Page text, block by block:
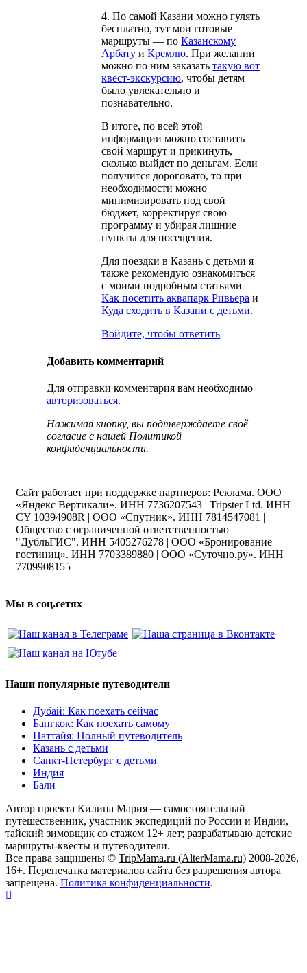
4. По самой Казани можно гулять
бесплатно, тут мои готовые
маршруты — поКазанскому
Арбату иКремлю. При желании
можно по ним заказатьтакую вот
квест-экскурсию, чтобы детям
было увлекательно и
познавательно.
В итоге, по всей этой
информации можно составить
свой маршрут и прикинуть,
сколько выйдет по деньгам. Если
получится дороговато, то при
необходимости можно
минимизировать под свой
бюджет, корректируя свою
программу и убирая лишние
пункты для посещения.
Для поездки в Казань с детьми я
также рекомендую ознакомиться
с моими подробным статьями
Как посетить аквапарк Ривьера и
Куда сходить в Казани с детьми.
Войдите, чтобы ответить
Добавить комментарий
Для отправки комментария вам необходимо
авторизоваться.
Нажимая кнопку, вы подтверждаете своё
согласие с нашей Политикой
конфиденциальности.
Сайт работает при поддержке партнеров: Реклама. ООО
«Яндекс Вертикали». ИНН 7736207543 | Tripster Ltd. ИНН
CY 10394908R | ООО «Спутник». ИНН 7814547081 |
Общество с ограниченной ответственностью
"ДубльГИС". ИНН 5405276278 | ООО «Бронирование
гостиниц». ИНН 7703389880 | ООО «Суточно.ру». ИНН
7709908155
Мы в соц.сетях
Наши популярные путеводители
Дубай: Как поехать сейчас
Бангкок: Как поехать самому
Паттайя: Полный путеводитель
Казань с детьми
Санкт-Петербург с детьми
Индия
Бали
Автор проекта Килина Мария — самостоятельный
путешественник, участник экспедиций по России и Индии,
тайский зимовщик со стажем 12+ лет; разрабатываю детские
маршруты-квесты и путеводители.
Все права защищены © TripMama.ru (AlterMama.ru) 2008-2026,
16+. Перепечатка материалов сайта без разрешения автора
запрещена. Политика конфиденциальности.